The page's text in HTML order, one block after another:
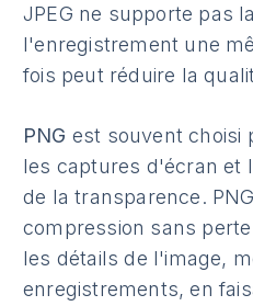
JPEG ne supporte pas
l'enregistrement une
fois peut réduire la
PNG est souvent choisi
les captures d'écran et
de la transparence.
compression sans
les détails de l'image,
enregistrements, en